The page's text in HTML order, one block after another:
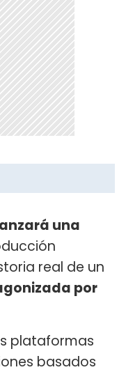
una
real de un
por
plataformas
basados